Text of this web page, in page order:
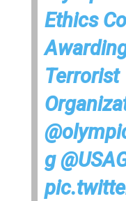
Ethics
Terrorist
g